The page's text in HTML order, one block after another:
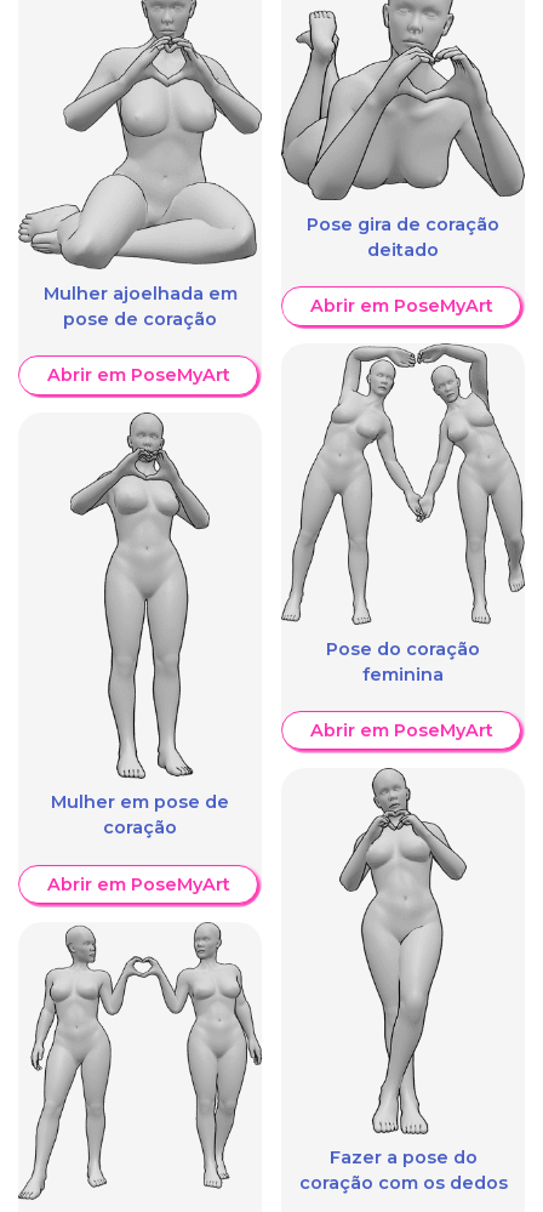
Mulher ajoelhada em
pose de coração
Abrir em PoseMyArt
Mulher em pose de
coração
Abrir em PoseMyArt
Pose gira de coração
deitado
Abrir em PoseMyArt
Pose do coração
feminina
Abrir em PoseMyArt
Fazer a pose do
coração com os dedos